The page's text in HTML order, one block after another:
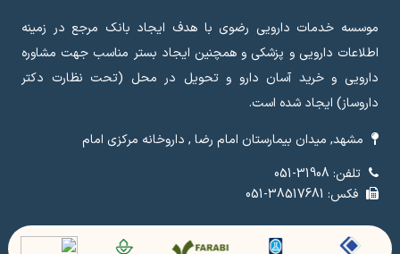
موسسه خدمات دارویی رضوی با هدف ایجاد بانک مرجع در زمینه
اطلاعات دارویی و پزشکی و همچنین ایجاد بستر مناسب جهت مشاوره
دارویی و خرید آسان دارو و تحویل در محل (تحت نظارت دکتر
داروساز) ایجاد شده است.
مشهد, میدان بیمارستان امام رضا , داروخانه مرکزی امام
تلفن: 31908-051
فکس: 38517681-051